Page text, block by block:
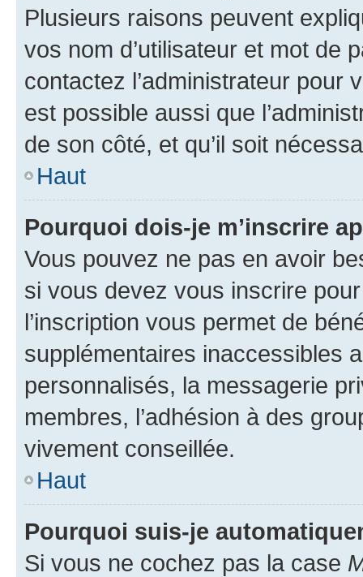
Plusieurs raisons peuvent
vos nom d’utilisateur et mot de
contactez l’administrateur pour
est possible aussi que
de son côté, et qu’il soit
Haut
Pourquoi dois-je m’inscrire
Vous pouvez ne pas en avoir
si vous devez vous inscrire
l’inscription vous permet de
supplémentaires inaccessibles
personnalisés, la messagerie
membres, l’adhésion à des
vivement conseillée.
Haut
Pourquoi suis-je
Si vous ne cochez pas la case